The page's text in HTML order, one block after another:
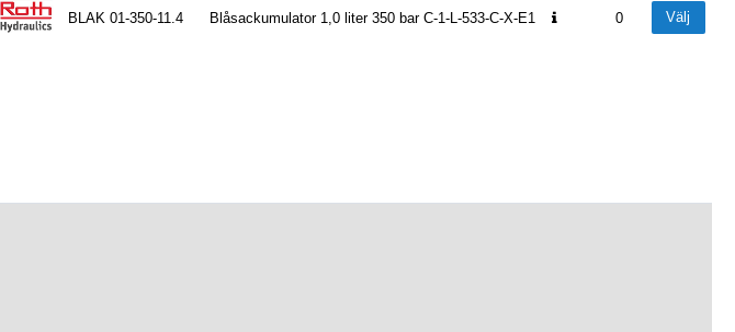
BLAK 01-350-11.4 Blåsackumulator 1,0 liter 350 bar C-1-L-533-C-X-E1 0 Välj